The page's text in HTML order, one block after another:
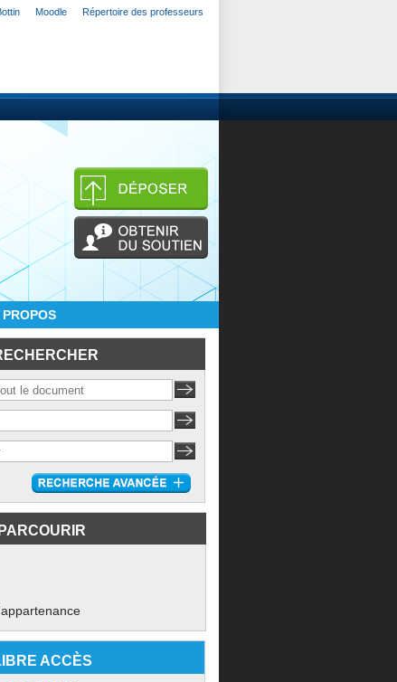
Moodle Répertoire des professeurs
PARCOURIR
ACCÈS